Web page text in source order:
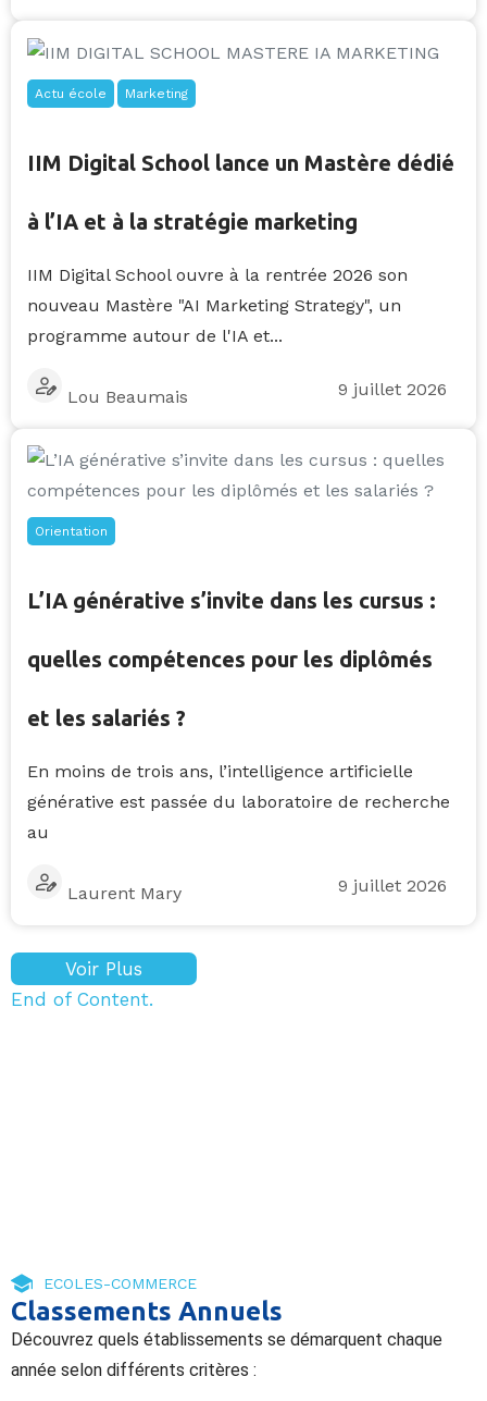
Actu école Marketing
IIM Digital School lance un Mastère dédié
à l’IA et à la stratégie marketing
IIM Digital School ouvre à la rentrée 2026 son
nouveau Mastère "AI Marketing Strategy", un
programme autour de l'IA et...
Lou Beaumais 9 juillet 2026
Orientation
L’IA générative s’invite dans les cursus :
quelles compétences pour les diplômés
et les salariés ?
En moins de trois ans, l’intelligence artificielle
générative est passée du laboratoire de recherche
au
Laurent Mary 9 juillet 2026
Voir Plus
End of Content.
ECOLES-COMMERCE
Classements Annuels
Découvrez quels établissements se démarquent chaque
année selon différents critères :